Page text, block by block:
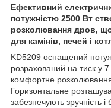
Ефективний
потужністю 2500 Вт
розколювання дров,
для камінів, печей і
KD5209 оснащений
розрахований на тиск у
комфортне
Горизонтальне
забезпечують зручність